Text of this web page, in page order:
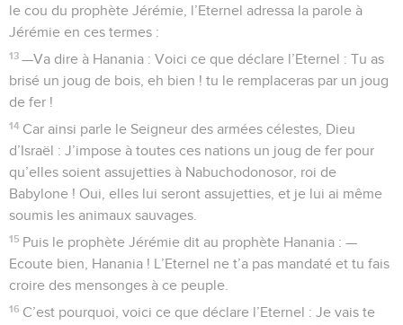
le cou du prophète Jérémie, l’Eternel adressa la parole à
Jérémie en ces termes :
13 —Va dire à Hanania : Voici ce que déclare l’Eternel : Tu as
brisé un joug de bois, eh bien ! tu le remplaceras par un joug
de fer !
14 Car ainsi parle le Seigneur des armées célestes, Dieu
d’Israël : J’impose à toutes ces nations un joug de fer pour
qu’elles soient assujetties à Nabuchodonosor, roi de
Babylone ! Oui, elles lui seront assujetties, et je lui ai même
soumis les animaux sauvages.
15 Puis le prophète Jérémie dit au prophète Hanania : —
Ecoute bien, Hanania ! L’Eternel ne t’a pas mandaté et tu fais
croire des mensonges à ce peuple.
16 C’est pourquoi, voici ce que déclare l’Eternel : Je vais te